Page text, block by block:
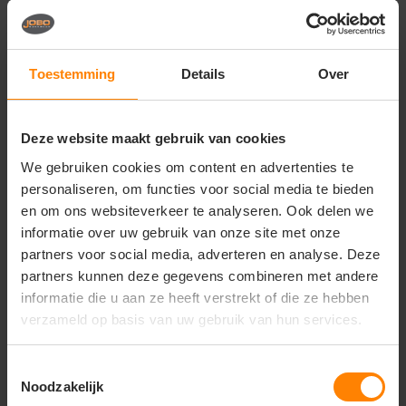
Toestemming Details Over
Deze website maakt gebruik van cookies
We gebruiken cookies om content en advertenties te
personaliseren, om functies voor social media te bieden
en om ons websiteverkeer te analyseren. Ook delen we
informatie over uw gebruik van onze site met onze
partners voor social media, adverteren en analyse. Deze
partners kunnen deze gegevens combineren met andere
informatie die u aan ze heeft verstrekt of die ze hebben
verzameld op basis van uw gebruik van hun services.
Noodzakelijk
corporate events en zakelijke
netwerkbijeenkomsten
Belangrijkste kenmerken:
Materiaal:Hoogwaardige, zachte en ademende
model blijft
mouwen, een elegante kraag en een nette
knopenlijst
Pasvorm:Elegant getailleerde damespasvorm
(Ladies fit) voor een verzorgd en modieus silhouet
Onderhoud:Gemakkelijk te strijken (easy-iron) en
uitstekend vorm- en kleurvast, ook bij frequent
Afwerking:Gladde textuur van hoog niveau die
een superieur en exclusief resultaat garandeert bij
borduren